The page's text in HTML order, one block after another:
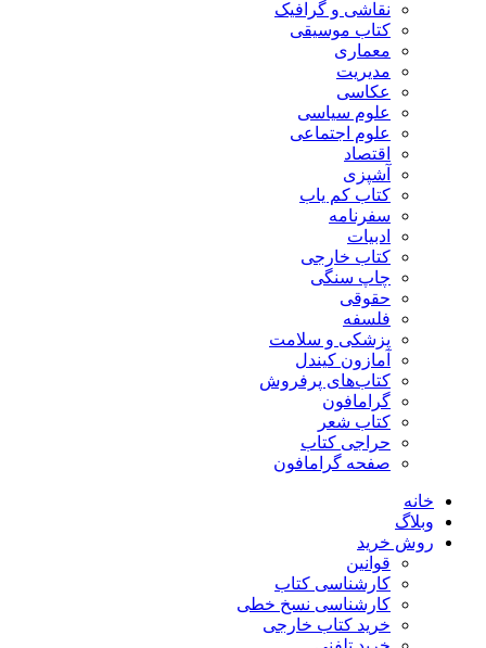
نقاشی و گرافیک
کتاب موسیقی
معماری
مدیریت
عکاسی
علوم سیاسی
علوم اجتماعی
اقتصاد
آشپزی
کتاب کم یاب
سفرنامه
ادبیات
کتاب خارجی
چاپ سنگی
حقوقی
فلسفه
پزشکی و سلامت
آمازون کیندل
کتاب‌های پرفروش
گرامافون
کتاب شعر
حراجی کتاب
صفحه گرامافون
خانه
وبلاگ
روش خرید
قوانین
کارشناسی کتاب
کارشناسی نسخ خطی
خرید کتاب خارجی